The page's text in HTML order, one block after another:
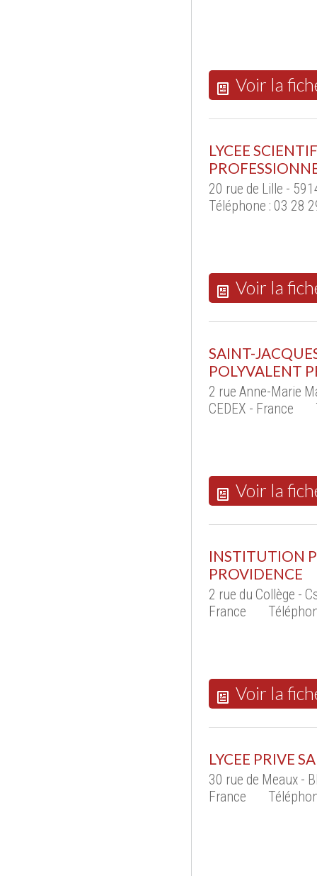
Voir la
LYCEE
20 rue de Lille -
Téléphone : 03 28
Voir la
SAINT-
POLYVALENT
2 rue Anne-Marie
CEDEX - France
Voir la
INSTITUTION
PROVIDENCE
2 rue du Collège -
France
Voir la
LYCEE PRIVE
30 rue de Meaux -
France